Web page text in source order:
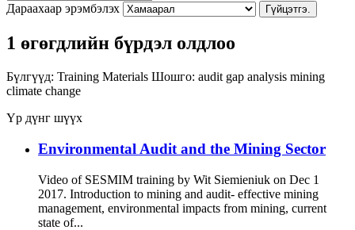
Дараахаар эрэмбэлэх Гүйцэтгэ.
1 өгөгдлийн бүрдэл олдлоо
Бүлгүүд: Training Materials Шошго: audit gap analysis mining
climate change
Үр дүнг шүүх
Environmental Audit and the Mining Sector
Video of SESMIM training by Wit Siemieniuk on Dec 1
2017. Introduction to mining and audit- effective mining
management, environmental impacts from mining, current
state of...